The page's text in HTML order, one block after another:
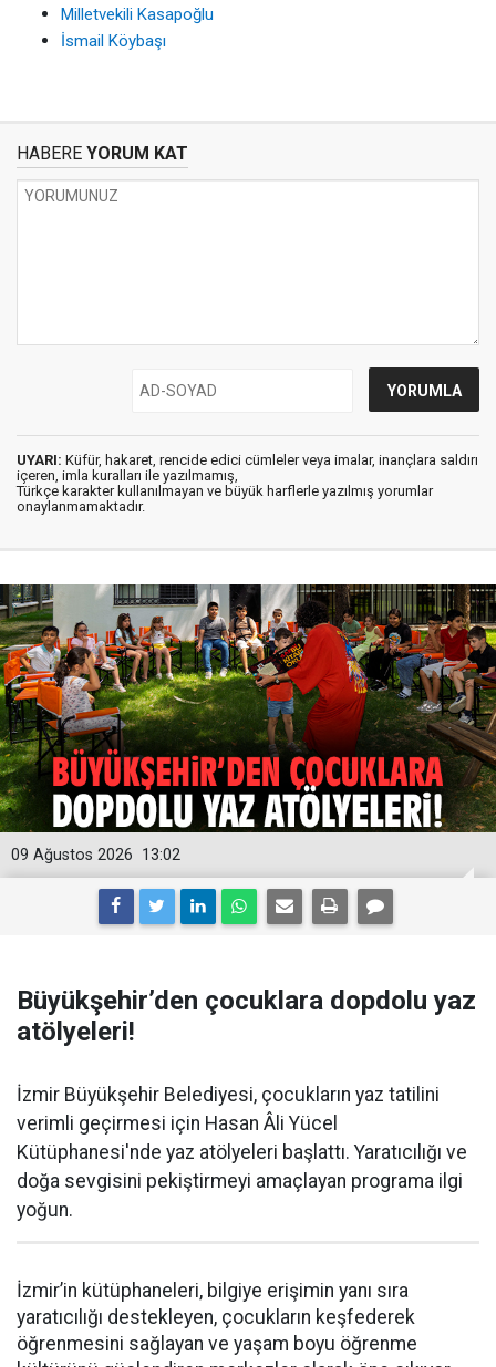
Milletvekili Kasapoğlu
İsmail Köybaşı
HABERE YORUM KAT
UYARI: Küfür, hakaret, rencide edici cümleler veya imalar, inançlara saldırı
içeren, imla kuralları ile yazılmamış,
Türkçe karakter kullanılmayan ve büyük harflerle yazılmış yorumlar
onaylanmamaktadır.
13:02
09 Ağustos 2026
Büyükşehir’den çocuklara dopdolu yaz
atölyeleri!
İzmir Büyükşehir Belediyesi, çocukların yaz tatilini
verimli geçirmesi için Hasan Âli Yücel
Kütüphanesi'nde yaz atölyeleri başlattı. Yaratıcılığı ve
doğa sevgisini pekiştirmeyi amaçlayan programa ilgi
yoğun.
İzmir’in kütüphaneleri, bilgiye erişimin yanı sıra
yaratıcılığı destekleyen, çocukların keşfederek
öğrenmesini sağlayan ve yaşam boyu öğrenme